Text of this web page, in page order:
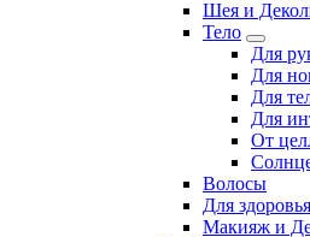
Шея и
Тело
Для
Для
Для
Для
От
Волосы
Для здоровья
Макияж и